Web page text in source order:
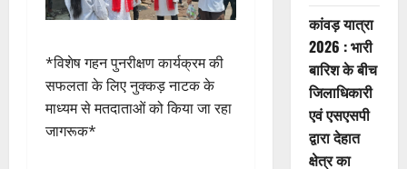
*विशेष गहन पुनरीक्षण कार्यक्रम की
सफलता के लिए नुक्कड़ नाटक के
माध्यम से मतदाताओं को किया जा रहा
जागरूक*
कांवड़ यात्रा
2026 : भारी
बारिश के बीच
जिलाधिकारी
एवं एसएसपी
द्वारा देहात
क्षेत्र का